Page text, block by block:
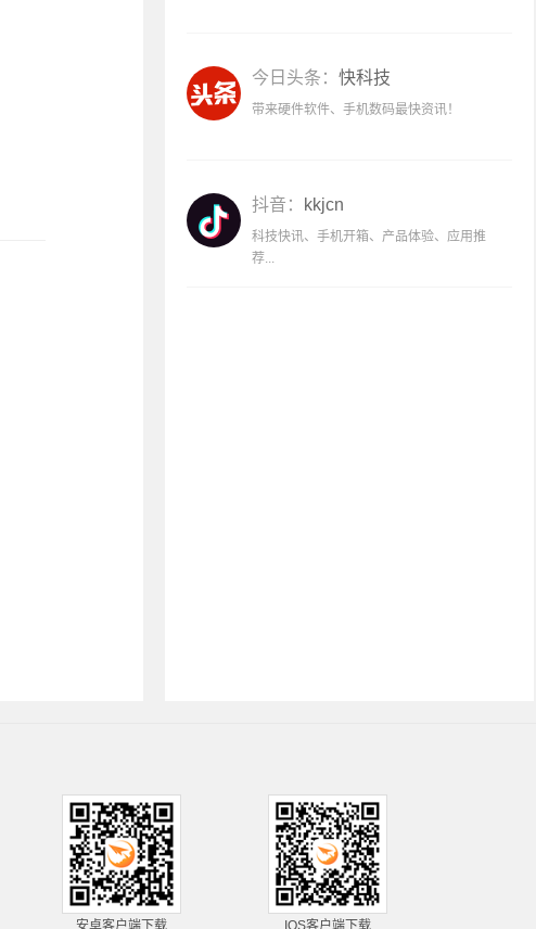
今日头条： 快科技
带来硬件软件、手机数码最快资讯！
抖音： kkjcn
科技快讯、手机开箱、产品体验、应用推
荐...
安卓客户端下载 IOS客户端下载